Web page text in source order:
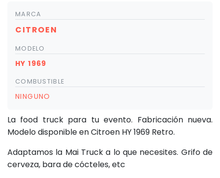
MARCA
CITROEN
MODELO
HY 1969
COMBUSTIBLE
NINGUNO
La food truck para tu evento. Fabricación nueva.
Modelo disponible en Citroen HY 1969 Retro.
Adaptamos la Mai Truck a lo que necesites. Grifo de
cerveza, bara de cócteles, etc